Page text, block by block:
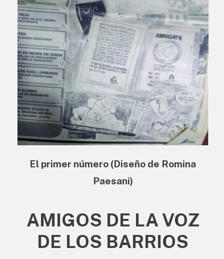
El primer número (Diseño de Romina
Paesani)
AMIGOS DE LA VOZ
DE LOS BARRIOS